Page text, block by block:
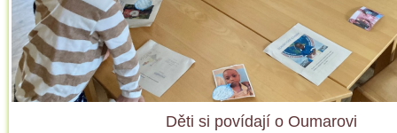
Děti si povídají o Oumarovi